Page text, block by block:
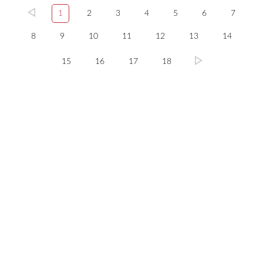
1 2 3 4 5 6 7
8 9 10 11 12 13 14
15 16 17 18